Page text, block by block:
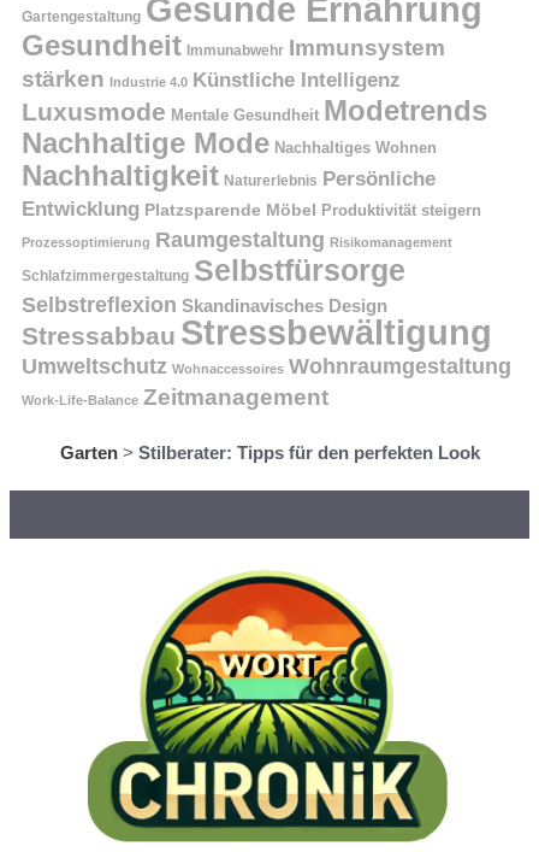
Gartengestaltung Gesunde Ernährung
Gesundheit Immunabwehr Immunsystem
stärken
Industrie 4.0 Künstliche Intelligenz
Luxusmode Mentale Gesundheit Modetrends
Nachhaltige Mode Nachhaltiges Wohnen
Nachhaltigkeit Naturerlebnis Persönliche
Entwicklung Platzsparende Möbel Produktivität steigern
Prozessoptimierung Raumgestaltung Risikomanagement
Schlafzimmergestaltung Selbstfürsorge
Selbstreflexion Skandinavisches Design
Stressabbau Stressbewältigung
Umweltschutz Wohnaccessoires Wohnraumgestaltung
Work-Life-Balance Zeitmanagement
Garten> Stilberater: Tipps für den perfekten Look